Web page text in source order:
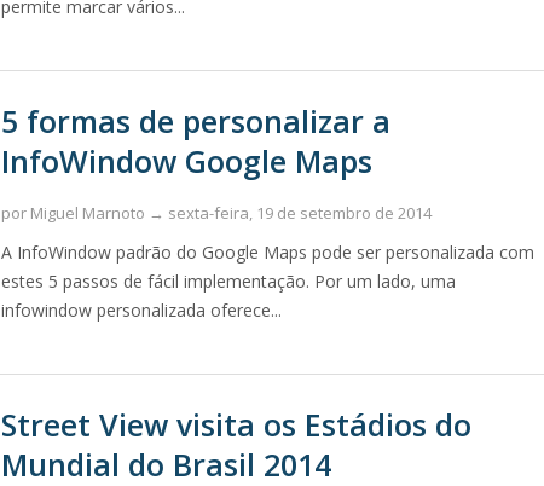
permite marcar vários...
5 formas de personalizar a
InfoWindow Google Maps
por Miguel Marnoto → sexta-feira, 19 de setembro de 2014
A InfoWindow padrão do Google Maps pode ser personalizada com
estes 5 passos de fácil implementação. Por um lado, uma
infowindow personalizada oferece...
Street View visita os Estádios do
Mundial do Brasil 2014